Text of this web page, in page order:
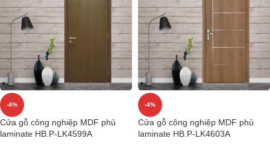
-4%
Cửa gỗ công nghiệp MDF phủ
laminate HB.P-LK4599A
-4%
Cửa gỗ công nghiệp MDF phủ
laminate HB.P-LK4603A